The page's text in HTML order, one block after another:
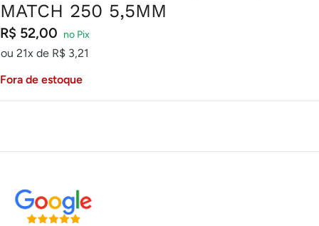
MATCH 250 5,5MM
R$ 52,00
ou 21x de R$ 3,21
Fora de estoque